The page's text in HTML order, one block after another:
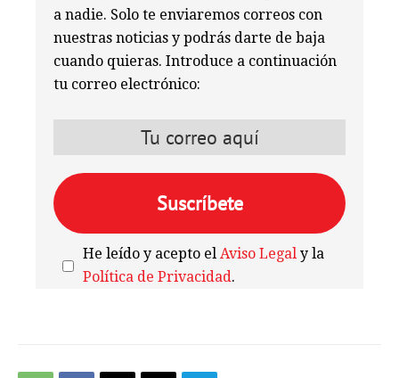
a nadie. Solo te enviaremos correos con
nuestras noticias y podrás darte de baja
cuando quieras. Introduce a continuación
tu correo electrónico:
He leído y acepto elAviso Legal y la
Política de Privacidad.